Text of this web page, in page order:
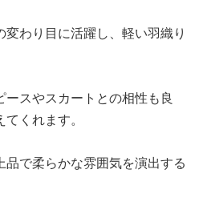
わり目に活躍し、軽い羽織り
スやスカートとの相性も良
くれます。
で柔らかな雰囲気を演出する